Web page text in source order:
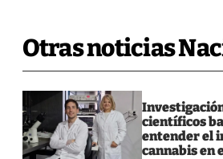
Otras noticias
científicos
entender el
cannabis en